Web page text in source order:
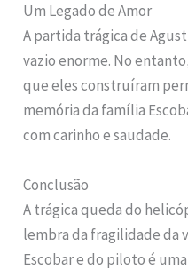
Um Legado de Amor
A partida trágica de
vazio enorme. No
que eles construíram
memória da família
com carinho e saudade.
Conclusão
A trágica queda do
lembra da fragilidade da
Escobar e do piloto é